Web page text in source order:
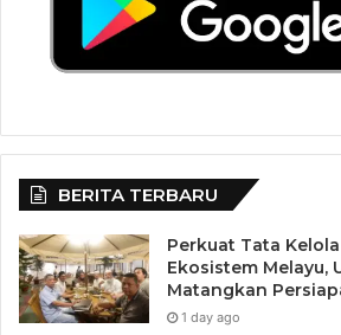
BERITA TERBARU
Perkuat Tata
Ekosistem Melayu,
Matangkan
1 day ago